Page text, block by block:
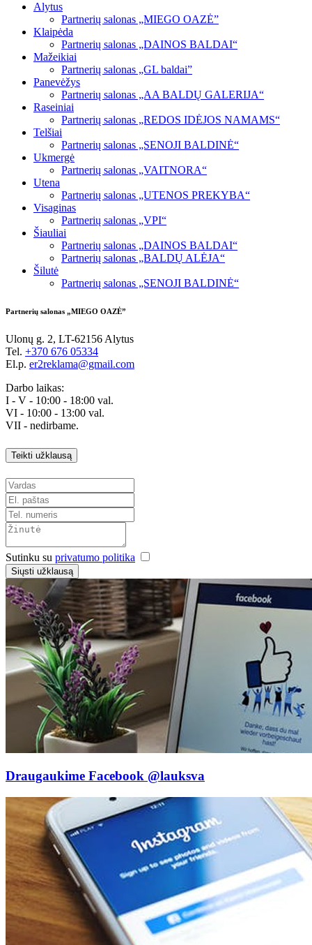
Alytus
Partnerių salonas „MIEGO OAZĖ”
Klaipėda
Partnerių salonas „DAINOS BALDAI“
Mažeikiai
Partnerių salonas „GL baldai”
Panevėžys
Partnerių salonas „AA BALDŲ GALERIJA“
Raseiniai
Partnerių salonas „REDOS IDĖJOS NAMAMS“
Telšiai
Partnerių salonas „SENOJI BALDINĖ“
Ukmergė
Partnerių salonas „VAITNORA“
Utena
Partnerių salonas „UTENOS PREKYBA“
Visaginas
Partnerių salonas „VPI“
Šiauliai
Partnerių salonas „DAINOS BALDAI“
Partnerių salonas „BALDŲ ALĖJA“
Šilutė
Partnerių salonas „SENOJI BALDINĖ“
Partnerių salonas „MIEGO OAZĖ”
Ulonų g. 2, LT-62156 Alytus
Tel. +370 676 05334
El.p. er2reklama@gmail.com
Darbo laikas:
I - V - 10:00 - 18:00 val.
VI - 10:00 - 13:00 val.
VII - nedirbame.
Teikti užklausą
Sutinku su privatumo politika
Siųsti užklausą
Draugaukime Facebook @lauksva